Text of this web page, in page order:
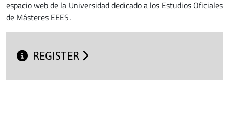
espacio web de la Universidad dedicado a los Estudios Oficiales
de Másteres EEES.
REGISTER